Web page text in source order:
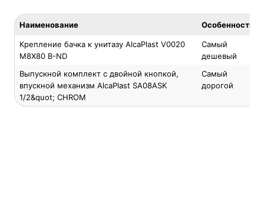
Наименование Особенность
Крепление бачка к унитазу AlcaPlast V0020
M8X80 B-ND
Самый
дешевый
Выпускной комплект с двойной кнопкой,
впускной механизм AlcaPlast SA08ASK
1/2&quot; CHROM
Самый
дорогой